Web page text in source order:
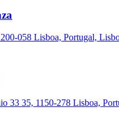
058 Lisboa, Portugal,
33 35, 1150-278 Lisboa,